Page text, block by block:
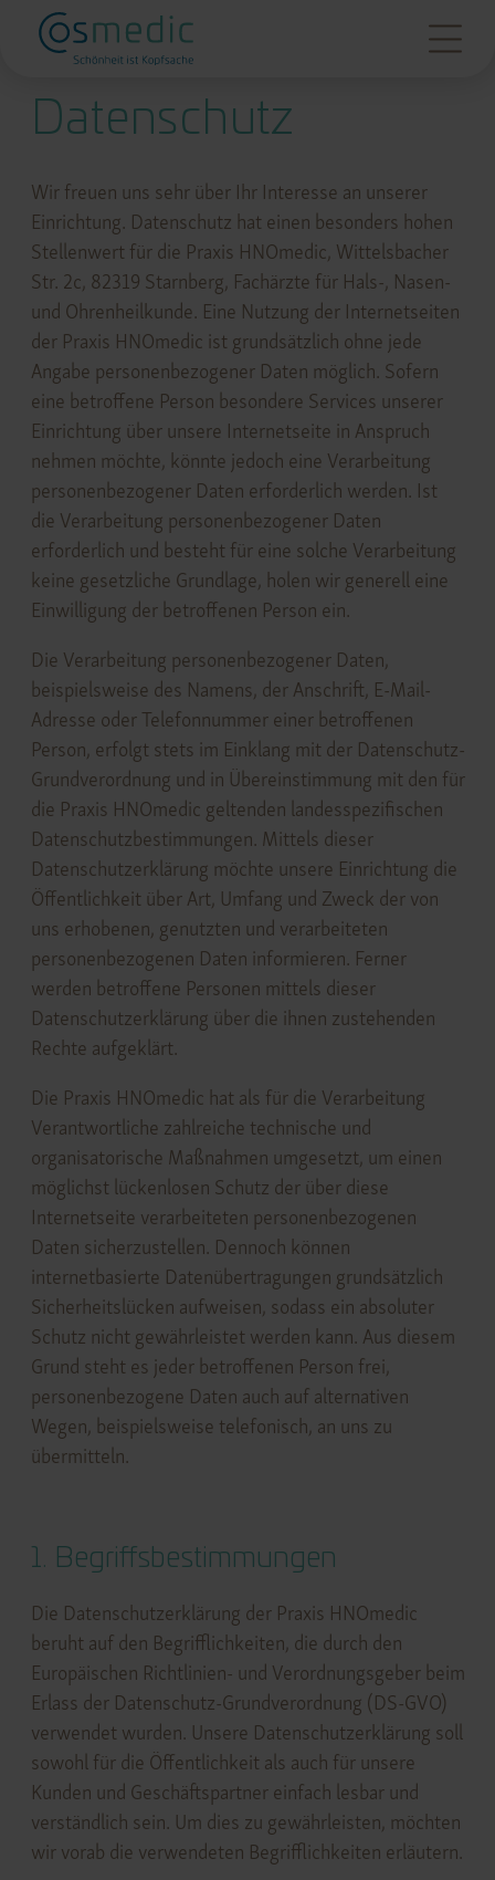
Datenschutz
Wir freuen uns sehr über Ihr Interesse an unserer
Einrichtung. Datenschutz hat einen besonders hohen
Stellenwert für die Praxis HNOmedic, Wittelsbacher
Str. 2c, 82319 Starnberg, Fachärzte für Hals-, Nasen-
und Ohrenheilkunde. Eine Nutzung der Internetseiten
der Praxis HNOmedic ist grundsätzlich ohne jede
Angabe personenbezogener Daten möglich. Sofern
eine betroffene Person besondere Services unserer
Einrichtung über unsere Internetseite in Anspruch
nehmen möchte, könnte jedoch eine Verarbeitung
personenbezogener Daten erforderlich werden. Ist
die Verarbeitung personenbezogener Daten
erforderlich und besteht für eine solche Verarbeitung
keine gesetzliche Grundlage, holen wir generell eine
Einwilligung der betroffenen Person ein.
Die Verarbeitung personenbezogener Daten,
beispielsweise des Namens, der Anschrift, E-Mail-
Adresse oder Telefonnummer einer betroffenen
Person, erfolgt stets im Einklang mit der Datenschutz-
Grundverordnung und in Übereinstimmung mit den für
die Praxis HNOmedic geltenden landesspezifischen
Datenschutzbestimmungen. Mittels dieser
Datenschutzerklärung möchte unsere Einrichtung die
Öffentlichkeit über Art, Umfang und Zweck der von
uns erhobenen, genutzten und verarbeiteten
personenbezogenen Daten informieren. Ferner
werden betroffene Personen mittels dieser
Datenschutzerklärung über die ihnen zustehenden
Rechte aufgeklärt.
Die Praxis HNOmedic hat als für die Verarbeitung
Verantwortliche zahlreiche technische und
organisatorische Maßnahmen umgesetzt, um einen
möglichst lückenlosen Schutz der über diese
Internetseite verarbeiteten personenbezogenen
Daten sicherzustellen. Dennoch können
internetbasierte Datenübertragungen grundsätzlich
Sicherheitslücken aufweisen, sodass ein absoluter
Schutz nicht gewährleistet werden kann. Aus diesem
Grund steht es jeder betroffenen Person frei,
personenbezogene Daten auch auf alternativen
Wegen, beispielsweise telefonisch, an uns zu
übermitteln.
1. Begriffsbestimmungen
Die Datenschutzerklärung der Praxis HNOmedic
beruht auf den Begrifflichkeiten, die durch den
Europäischen Richtlinien- und Verordnungsgeber beim
Erlass der Datenschutz-Grundverordnung (DS-GVO)
verwendet wurden. Unsere Datenschutzerklärung soll
sowohl für die Öffentlichkeit als auch für unsere
Kunden und Geschäftspartner einfach lesbar und
verständlich sein. Um dies zu gewährleisten, möchten
wir vorab die verwendeten Begrifflichkeiten erläutern.